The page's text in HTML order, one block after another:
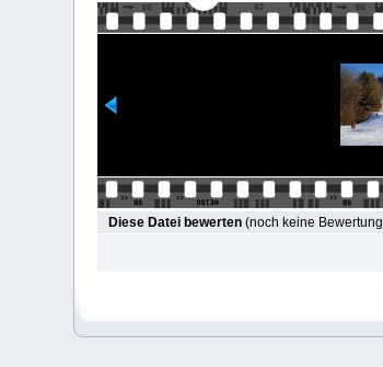
Diese Datei bewerten(noch keine